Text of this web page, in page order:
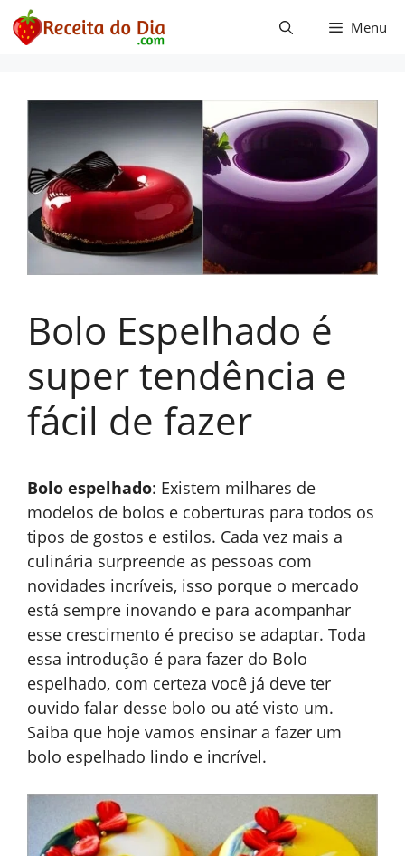
Pular
para
Menu
Bolo Espelhado é
super tendência e
fácil de fazer
Bolo espelhado: Existem milhares de
modelos de bolos e coberturas para todos os
tipos de gostos e estilos. Cada vez mais a
culinária surpreende as pessoas com
novidades incríveis, isso porque o mercado
está sempre inovando e para acompanhar
esse crescimento é preciso se adaptar. Toda
essa introdução é para fazer do Bolo
espelhado, com certeza você já deve ter
ouvido falar desse bolo ou até visto um.
Saiba que hoje vamos ensinar a fazer um
bolo espelhado lindo e incrível.